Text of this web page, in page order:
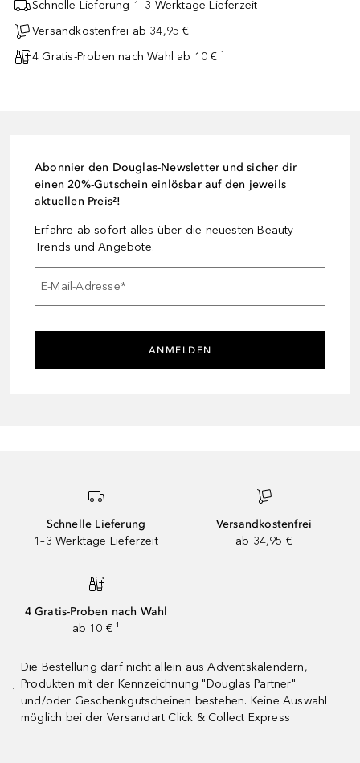
Schnelle Lieferung 1–3 Werktage Lieferzeit
Versandkostenfrei ab 34,95 €
4 Gratis-Proben nach Wahl ab 10 € ¹
Abonnier den Douglas-Newsletter und sicher dir
einen 20%-Gutschein einlösbar auf den jeweils
aktuellen Preis²!
Erfahre ab sofort alles über die neuesten Beauty-
Trends und Angebote.
E-Mail-Adresse*
ANMELDEN
Schnelle Lieferung
1–3 Werktage Lieferzeit
Versandkostenfrei
ab 34,95 €
4 Gratis-Proben nach Wahl
ab 10 € ¹
¹
Die Bestellung darf nicht allein aus Adventskalendern,
Produkten mit der Kennzeichnung "Douglas Partner"
und/oder Geschenkgutscheinen bestehen. Keine Auswahl
möglich bei der Versandart Click & Collect Express